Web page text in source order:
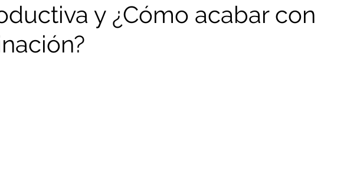
y ¿Cómo acabar con